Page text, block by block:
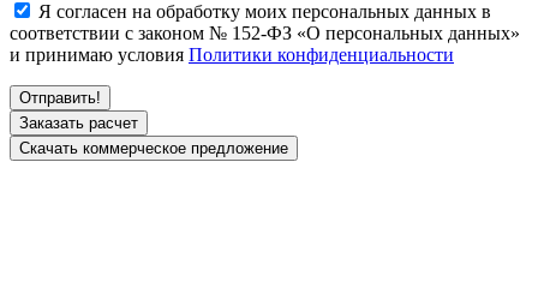
Я согласен на обработку моих персональных данных в
соответствии с законом № 152-ФЗ «О персональных данных»
и принимаю условия Политики конфиденциальности
Заказать расчет
Скачать коммерческое предложение